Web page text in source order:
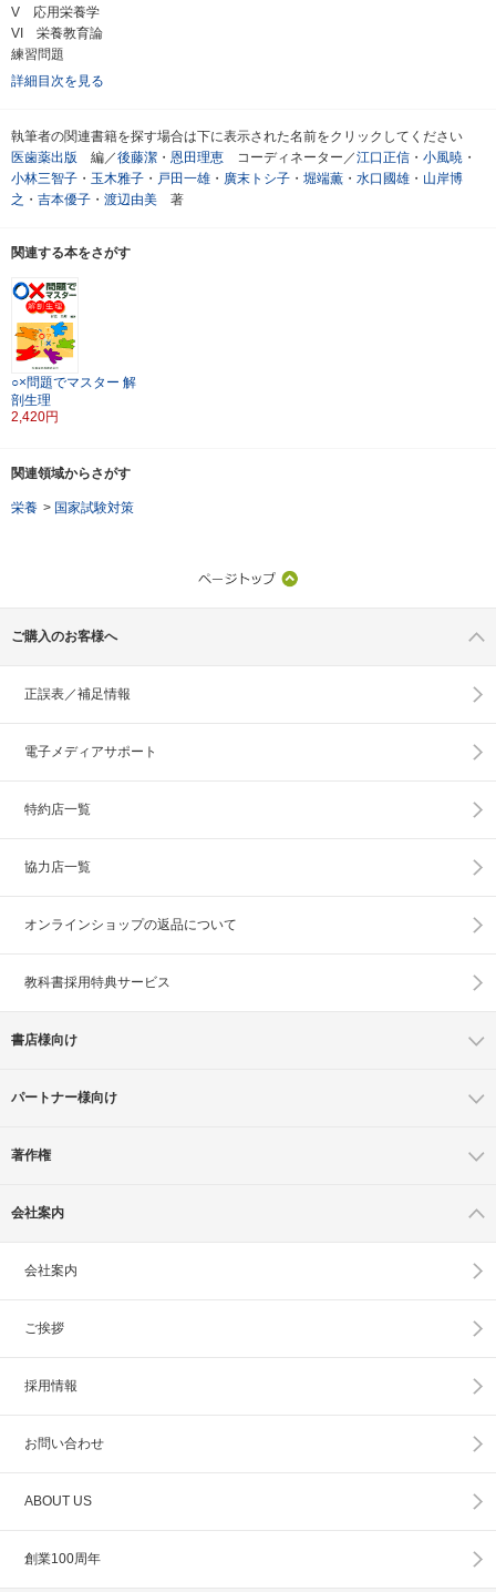
V 応用栄養学
VI 栄養教育論
練習問題
詳細目次を見る
執筆者の関連書籍を探す場合は下に表示された名前をクリックしてください
医歯薬出版 編／後藤潔 ・ 恩田理恵 コーディネーター／江口正信 ・ 小風暁 ・
小林三智子 ・ 玉木雅子 ・ 戸田一雄 ・ 廣末トシ子 ・ 堀端薫 ・ 水口國雄 ・ 山岸博
之 ・ 吉本優子 ・ 渡辺由美 著
関連する本をさがす
○×問題でマスター 解
剖生理
2,420円
関連領域からさがす
栄養 > 国家試験対策
ご購入のお客様へ
正誤表／補足情報
電子メディアサポート
特約店一覧
協力店一覧
オンラインショップの返品について
教科書採用特典サービス
書店様向け
パートナー様向け
著作権
会社案内
会社案内
ご挨拶
採用情報
お問い合わせ
ABOUT US
創業100周年